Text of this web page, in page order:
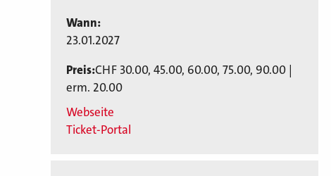
Wann:
23.01.2027
Preis:CHF 30.00, 45.00, 60.00, 75.00, 90.00 |
erm. 20.00
Webseite
Ticket-Portal